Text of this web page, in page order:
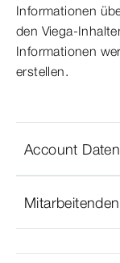
Informationen
den Viega-
Informationen
erstellen.
Account Daten